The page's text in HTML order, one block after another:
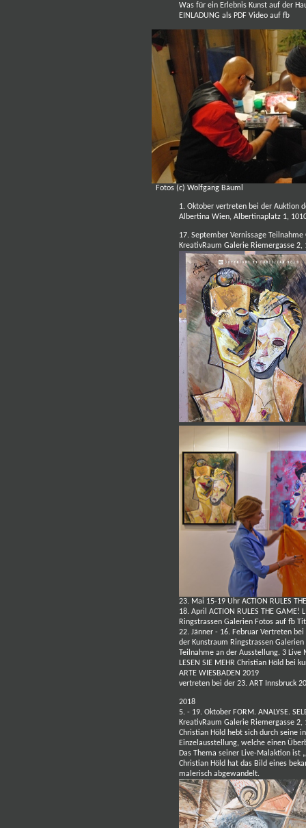
Was für ein Erlebnis Kunst auf der
EINLADUNG als PDF Video auf fb
Fotos (c) Wolfgang Bäuml
1. Oktober vertreten bei der Auktion
Albertina Wien, Albertinaplatz 1,
17. September Vernissage
KreativRaum Galerie Riemergasse
23. Mai 15-19 Uhr ACTION RULES
18. April ACTION RULES THE GAME!
Ringstrassen Galerien Fotos auf fb
22. Jänner - 16. Februar Vertreten bei
der Kunstraum Ringstrassen Galerien
Teilnahme an der Ausstellung. 3 Live
LESEN SIE MEHR Christian Höld bei
ARTE WIESBADEN 2019
vertreten bei der 23. ART Innsbruck
2018
5. - 19. Oktober FORM. ANALYSE.
KreativRaum Galerie Riemergasse 2,
Christian Höld hebt sich durch seine
Einzelausstellung, welche einen
Das Thema seiner Live-Malaktion ist
Christian Höld hat das Bild eines
malerisch abgewandelt.